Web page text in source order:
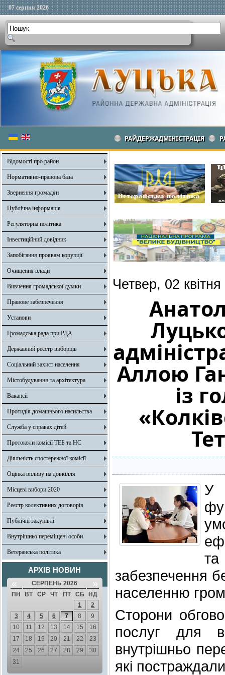
07 серпня 2026
РАЙДЕРЖАДМІНІСТРАЦІЯ
Відомості про район
Нормативно-правова база
Звернення громадян
Публічна інформація
Регуляторна політика
Інвестиційний довідник
Запобігання проявам корупції
Очищення влади
Вивчення громадської думки
Правове забезпечення
Установи
Громадська рада при РДА
Державний реєстр виборців
Соціальний захист населення
Містобудування та архітектура
Вакансії
Протидія домашнього насильства
Служба у справах дітей
Протоколи комісії ТЕБ та НС
Діяльність спостережної комісії
Оцінка впливу на довкілля
Місцеві вибори 2020
Реєстр колективних договорів
Публічні закупівлі
Внутрішньо переміщені особи
Ветеранська політика
АРХІВ НОВИН
« СЕРПЕНЬ 2026 »
ПН ВТ СР ЧТ ПТ СБ
НД
1
2
3
4 5 6 7 8
9
10
11 12 13 14 15
16
17
18 19 20 21 22
23
24
25 26 27 28 29
30
31
Четвер, 02
Аллою
із
У
забезпечення
населенню
Сторони
послуг для
внутрішньо
які